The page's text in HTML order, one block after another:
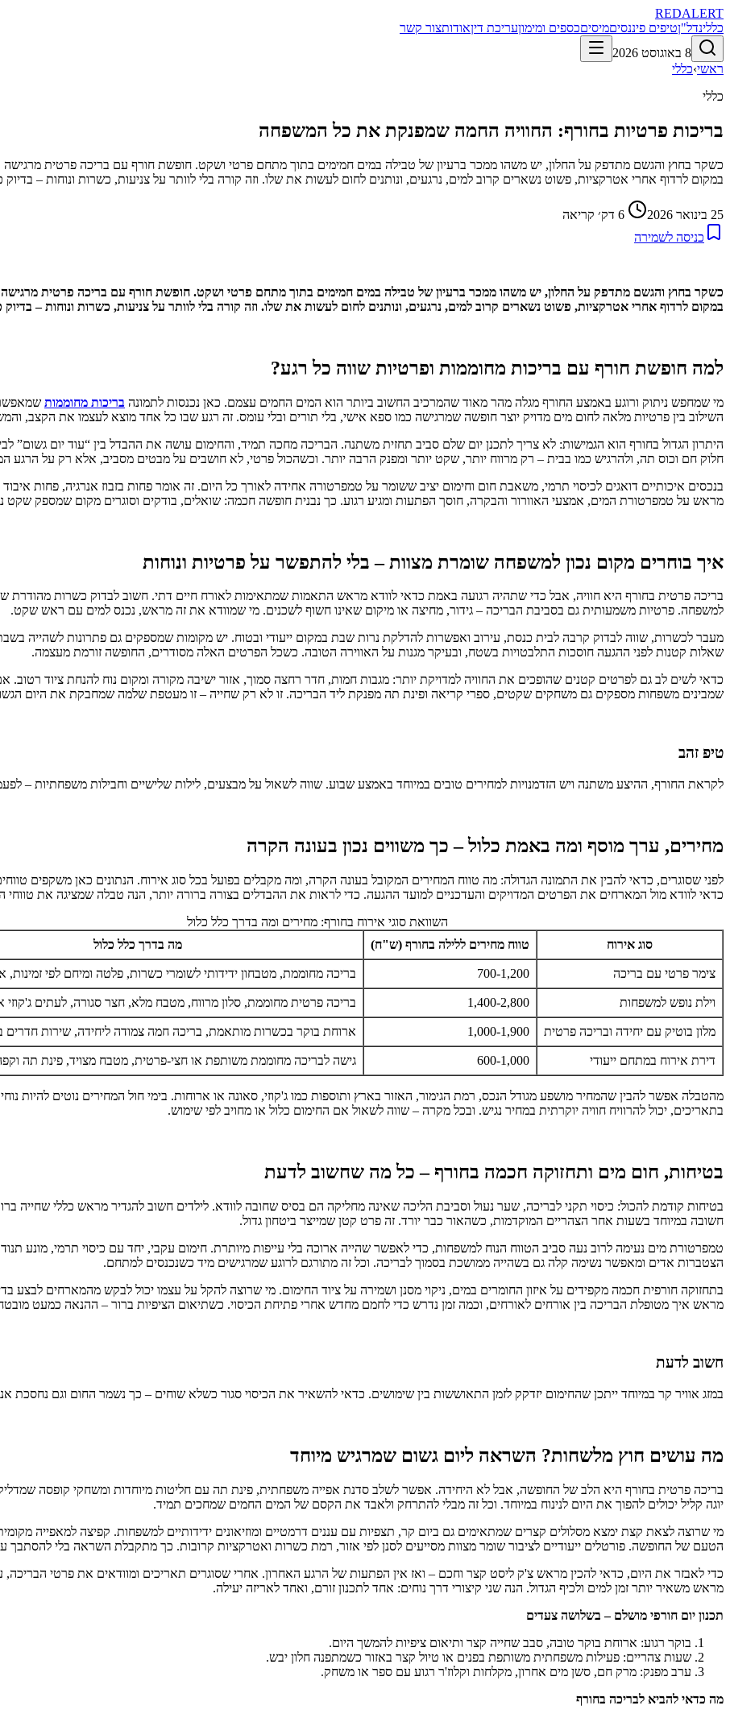
REDALERT
כללינדל"ןטיפים פיננסיםמיסיםכספים ומימוןעריכת דיןאודותצור קשר
8 באוגוסט 2026
ראשי›כללי
כללי
בריכות פרטיות בחורף: החוויה החמה שמפנקת את כל המשפחה
כשקר בחוץ והגשם מתדפק על החלון, יש משהו ממכר ברעיון של טבילה במים חמימים בתוך מתחם פרטי ושקט. חופשת חורף עם בריכה פרטית מרגישה
במקום לרדוף אחרי אטרקציות, פשוט נשארים קרוב למים, נרגעים, ונותנים לחום לעשות את שלו. וזה קורה בלי לוותר על צניעות, כשרות ונוחות – בדיוק
25 בינואר 2026 6 דק׳ קריאה
כניסה לשמירה
כשקר בחוץ והגשם מתדפק על החלון, יש משהו ממכר ברעיון של טבילה במים חמימים בתוך מתחם פרטי ושקט. חופשת חורף עם בריכה פרטית מרגישה
במקום לרדוף אחרי אטרקציות, פשוט נשארים קרוב למים, נרגעים, ונותנים לחום לעשות את שלו. וזה קורה בלי לוותר על צניעות, כשרות ונוחות – בדיוק
למה חופשת חורף עם בריכות מחוממות ופרטיות שווה כל רגע?
מי שמחפש ניתוק ורוגע באמצע החורף מגלה מהר מאוד שהמרכיב החשוב ביותר הוא המים החמים עצמם. כאן נכנסות לתמונה בריכות מחוממות
השילוב בין פרטיות מלאה לחום מים מדויק יוצר חופשה שמרגישה כמו ספא אישי, בלי תורים ובלי עומס. זה רגע שבו כל אחד מוצא לעצמו את הקצב,
היתרון הגדול בחורף הוא הגמישות: לא צריך לתכנן יום שלם סביב תחזית משתנה. הבריכה מחכה תמיד, והחימום עושה את ההבדל בין “עוד יום
חלוק חם וכוס תה, ולהרגיש כמו בבית – רק מרווח יותר, שקט יותר ומפנק הרבה יותר. וכשהכול פרטי, לא חושבים על מבטים מסביב, אלא רק על הרגע
בנכסים איכותיים דואגים לכיסוי תרמי, משאבת חום וחימום יציב ששומר על טמפרטורה אחידה לאורך כל היום. זה אומר פחות בזבוז אנרגיה, פחות
מראש על טמפרטורת המים, אמצעי האוורור והבקרה, חוסך הפתעות ומגיע רגוע. כך נבנית חופשה חכמה: שואלים, בודקים וסוגרים מקום שמספק שקט
איך בוחרים מקום נכון למשפחה שומרת מצוות – בלי להתפשר על פרטיות ונוחות
בריכה פרטית בחורף היא חוויה, אבל כדי שתהיה רגועה באמת כדאי לוודא מראש התאמות שמתאימות לאורח חיים דתי. חשוב לבדוק כשרות
למשפחה. פרטיות משמעותית גם בסביבת הבריכה – גידור, מחיצה או מיקום שאינו חשוף לשכנים. מי שמוודא את זה מראש, נכנס למים עם ראש שקט.
מעבר לכשרות, שווה לבדוק קרבה לבית כנסת, עירוב ואפשרות להדלקת נרות שבת במקום ייעודי ובטוח. יש מקומות שמספקים גם פתרונות לשהייה
שאלות קטנות לפני ההגעה חוסכות התלבטויות בשטח, ובעיקר מגנות על האווירה הטובה. כשכל הפרטים האלה מסודרים, החופשה זורמת מעצמה.
כדאי לשים לב גם לפרטים קטנים שהופכים את החוויה למדויקת יותר: מגבות חמות, חדר רחצה סמוך, אזור ישיבה מקורה ומקום נוח להנחת ציוד
שמבינים משפחות מספקים גם משחקים שקטים, ספרי קריאה ופינת תה מפנקת ליד הבריכה. זו לא רק שחייה – זו מעטפת שלמה שמחבקת את היום
טיפ זהב
לקראת החורף, ההיצע משתנה ויש הזדמנויות למחירים טובים במיוחד באמצע שבוע. שווה לשאול על מבצעים, לילות שלישיים וחבילות משפחתיות –
מחירים, ערך מוסף ומה באמת כלול – כך משווים נכון בעונה הקרה
לפני שסוגרים, כדאי להבין את התמונה הגדולה: מה טווח המחירים המקובל בעונה הקרה, ומה מקבלים בפועל בכל סוג אירוח. הנתונים כאן משקפים טווחים
כדאי לוודא מול המארחים את הפרטים המדויקים והעדכניים למועד ההגעה. כדי לראות את ההבדלים בצורה ברורה יותר, הנה טבלה שמציגה את טווחי
השוואת סוגי אירוח בחורף: מחירים ומה בדרך כלל כלול
סוג אירוח
טווח מחירים ללילה בחורף (ש"ח) מה בדרך כלל כלול
צימר פרטי עם בריכה 700-1,200 בריכה מחוממת, מטבחון ידידותי לשומרי כשרות, פלטה ומיחם לפי זמינות,
וילת נופש למשפחות 1,400-2,800 בריכה פרטית מחוממת, סלון מרווח, מטבח מלא, חצר סגורה, לעתים ג'קוזי
מלון בוטיק עם יחידה ובריכה פרטית 1,000-1,900 ארוחת בוקר בכשרות מותאמת, בריכה חמה צמודה ליחידה, שירות חדרים
דירת אירוח במתחם ייעודי 600-1,000 גישה לבריכה מחוממת משותפת או חצי-פרטית, מטבח מצויד, פינת תה
מהטבלה אפשר להבין שהמחיר מושפע מגודל הנכס, רמת הגימור, האזור בארץ ותוספות כמו ג'קוזי, סאונה או ארוחות. בימי חול המחירים נוטים להיות
בתאריכים, יכול להרוויח חוויה יוקרתית במחיר נגיש. ובכל מקרה – שווה לשאול אם החימום כלול או מחויב לפי שימוש.
בטיחות, חום מים ותחזוקה חכמה בחורף – כל מה שחשוב לדעת
בטיחות קודמת להכול: כיסוי תקני לבריכה, שער נעול וסביבת הליכה שאינה מחליקה הם בסיס שחובה לוודא. לילדים חשוב להגדיר מראש כללי שחייה
חשובה במיוחד בשעות אחר הצהריים המוקדמות, כשהאור כבר יורד. זה פרט קטן שמייצר ביטחון גדול.
טמפרטורת מים נעימה לרוב נעה סביב הטווח הנוח למשפחות, כדי לאפשר שהייה ארוכה בלי עייפות מיותרת. חימום עקבי, יחד עם כיסוי תרמי, מונע
הצטברות אדים ומאפשר נשימה קלה גם בשהייה ממושכת בסמוך לבריכה. וכל זה מתורגם לרוגע שמרגישים מיד כשנכנסים למתחם.
בתחזוקה חורפית חכמה מקפידים על איזון החומרים במים, ניקוי מסנן ושמירה על ציוד החימום. מי שרוצה להקל על עצמו יכול לבקש מהמארחים
מראש איך מטופלת הבריכה בין אורחים לאורחים, וכמה זמן נדרש כדי לחמם מחדש אחרי פתיחת הכיסוי. כשתיאום הציפיות ברור – ההנאה כמעט
חשוב לדעת
במזג אוויר קר במיוחד ייתכן שהחימום יזדקק לזמן התאוששות בין שימושים. כדאי להשאיר את הכיסוי סגור כשלא שוחים – כך נשמר החום וגם נחסכת
מה עושים חוץ מלשחות? השראה ליום גשום שמרגיש מיוחד
בריכה פרטית בחורף היא הלב של החופשה, אבל לא היחידה. אפשר לשלב סדנת אפייה משפחתית, פינת תה עם חליטות מיוחדות ומשחקי קופסה
יוגה קליל יכולים להפוך את היום לנינוח במיוחד. וכל זה מבלי להתרחק ולאבד את הקסם של המים החמים שמחכים תמיד.
מי שרוצה לצאת קצת ימצא מסלולים קצרים שמתאימים גם ביום קר, תצפיות עם עננים דרמטיים ומוזיאונים ידידותיים למשפחות. קפיצה למאפייה
הטעם של החופשה. פורטלים ייעודיים לציבור שומר מצוות מסייעים לסנן לפי אזור, רמת כשרות ואטרקציות קרובות. כך מתקבלת השראה בלי להסתבך
כדי לאבזר את היום, כדאי להכין מראש צ'ק ליסט קצר וחכם – ואז אין הפתעות של הרגע האחרון. אחרי שסוגרים תאריכים ומוודאים את פרטי הבריכה,
מראש משאיר יותר זמן למים ולכיף הגדול. הנה שני קיצורי דרך נוחים: אחד לתכנון זורם, ואחד לאריזה יעילה.
תכנון יום חורפי מושלם – בשלושה צעדים
בוקר רגוע: ארוחת בוקר טובה, סבב שחייה קצר ותיאום ציפיות להמשך היום.
שעות צהריים: פעילות משפחתית משותפת בפנים או טיול קצר באזור כשמתפנה חלון יבש.
ערב מפנק: מרק חם, סשן מים אחרון, מקלחות וקלוז'ר רגוע עם ספר או משחק.
מה כדאי להביא לבריכה בחורף